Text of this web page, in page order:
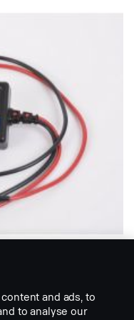
and ads, to
to analyse our